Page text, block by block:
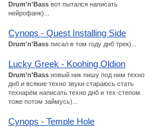
Drum'n'Bass вот пытался написать
нейрофанк)...
Cynops - Quest Installing Side
Drum'n'Bass писал в том году днб трек)...
Lucky Greek - Koohing Oldion
Drum'n'Bass новый ник пишу под ним техно
днб и всякие техно звуки стараюсь стать
технарём написать техно днб и тех-степом
тоже потом займусь)...
Cynops - Temple Hole